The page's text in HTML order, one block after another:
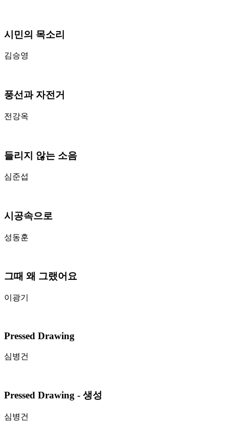
시민의 목소리
김승영
풍선과 자전거
전강옥
들리지 않는 소음
심준섭
시공속으로
성동훈
그때 왜 그랬어요
이광기
Pressed Drawing
심병건
Pressed Drawing - 생성
심병건